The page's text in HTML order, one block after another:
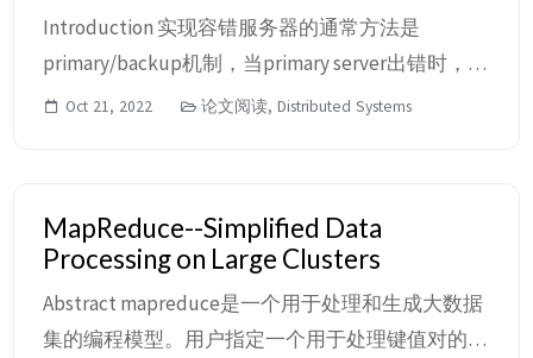
Introduction 实现容错服务器的通常方法是
primary/backup机制，当primary server出错时，
backup server可以作为primary server推动系统继
外部的客户端隐藏，并...
Oct 21, 2022 论文阅读, Distributed Systems
MapReduce--Simplified Data
Processing on Large Clusters
Abstract mapreduce是一个用于处理和生成大数据
集的编程模型。用户指定一个用于处理键值对的函